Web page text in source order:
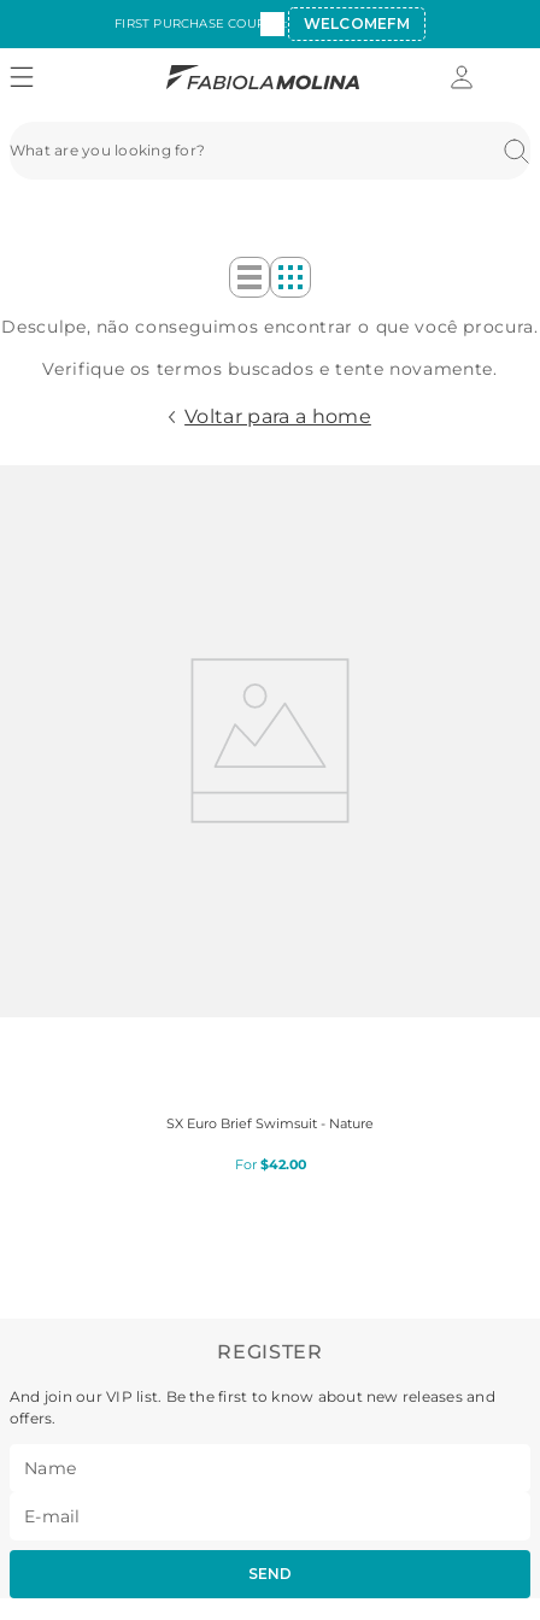
FIRST PURCHASE COUPON: WELCOMEFM
Desculpe, não conseguimos encontrar o que você procura.
Verifique os termos buscados e tente novamente.
Voltar para a home
SX Euro Brief Swimsuit - Nature
$42.00
REGISTER
And join our VIP list. Be the first to know about new releases and
offers.
SEND